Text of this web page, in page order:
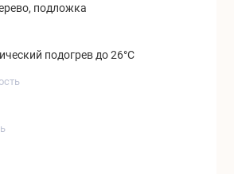
подложка
подогрев до 26°C